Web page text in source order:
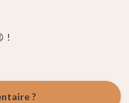
!
?